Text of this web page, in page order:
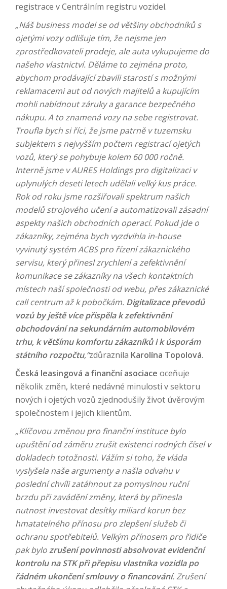
registrace v Centrálním registru vozidel.
„Náš business model se od většiny obchodníků s
ojetými vozy odlišuje tím, že nejsme jen
zprostředkovateli prodeje, ale auta vykupujeme do
našeho vlastnictví. Děláme to zejména proto,
abychom prodávající zbavili starostí s možnými
reklamacemi aut od nových majitelů a kupujícím
mohli nabídnout záruky a garance bezpečného
nákupu. A to znamená vozy na sebe registrovat.
Troufla bych si říci, že jsme patrně v tuzemsku
subjektem s nejvyšším počtem registrací ojetých
vozů, který se pohybuje kolem 60 000 ročně.
Interně jsme v AURES Holdings pro digitalizaci v
uplynulých deseti letech udělali velký kus práce.
Rok od roku jsme rozšiřovali spektrum našich
modelů strojového učení a automatizovali zásadní
aspekty našich obchodních operací. Pokud jde o
zákazníky, zejména bych vyzdvihla in-house
vyvinutý systém ACBS pro řízení zákaznického
servisu, který přinesl zrychlení a zefektivnění
komunikace se zákazníky na všech kontaktních
místech naší společnosti od webu, přes zákaznické
call centrum až k pobočkám. Digitalizace převodů
vozů by ještě více přispěla k zefektivnění
obchodování na sekundárním automobilovém
trhu, k většímu komfortu zákazníků i k úsporám
státního rozpočtu,“zdůraznila Karolína Topolová.
Česká leasingová a finanční asociace oceňuje
několik změn, které nedávné minulosti v sektoru
nových i ojetých vozů zjednodušily život úvěrovým
společnostem i jejich klientům.
„Klíčovou změnou pro finanční instituce bylo
upuštění od záměru zrušit existenci rodných čísel v
dokladech totožnosti. Vážím si toho, že vláda
vyslyšela naše argumenty a našla odvahu v
poslední chvíli zatáhnout za pomyslnou ruční
brzdu při zavádění změny, která by přinesla
nutnost investovat desítky miliard korun bez
hmatatelného přínosu pro zlepšení služeb či
ochranu spotřebitelů. Velkým přínosem pro řidiče
pak bylozrušení povinnosti absolvovat evidenční
kontrolu na STK při přepisu vlastníka vozidla po
řádném ukončení smlouvy o financování. Zrušení